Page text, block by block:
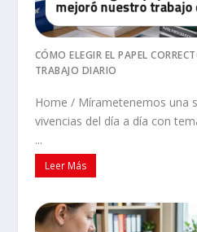
CÓMO ELEGIR EL PAPEL
TRABAJO DIARIO
Home / Mírametenemos una
vivencias del día a día con
...
Leer Más